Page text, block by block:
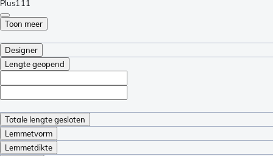
Plus111
Toon meer
Designer
Lengte geopend
Totale lengte gesloten
Lemmetvorm
Lemmetdikte